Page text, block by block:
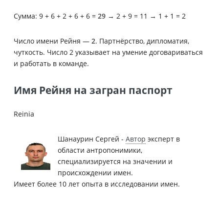
Сумма: 9 + 6 + 2 + 6 + 6 = 29 → 2 + 9 = 11 → 1 + 1 = 2
Число имени Рейня — 2. Партнёрство, дипломатия,
чуткость. Число 2 указывает на умение договариваться
и работать в команде.
Имя Рейня на загран паспорт
Reinia
Шанаурин Сергей - Автор эксперт в
области антропонимики,
специализируется на значении и
происхождении имен.
Имеет более 10 лет опыта в исследовании имен.